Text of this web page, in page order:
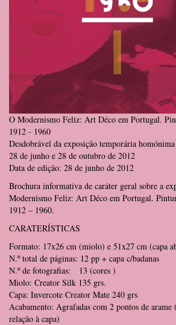
O Modernismo Feliz: Art Déco em Portugal.
1912 - 1960
Desdobrável da exposição temporária
28 de junho e 28 de outubro de 2012
Data de edição: 28 de junho de 2012
Brochura informativa de caráter geral sobre a
Modernismo Feliz: Art Déco em Portugal.
1912 – 1960.
CARATERÍSTICAS
Formato: 17x26 cm (miolo) e 51x27 cm (capa
N.º total de páginas: 12 pp + capa c/badanas
N.º de fotografias: 13 (cores )
Miolo: Creator Silk 135 grs.
Capa: Invercote Creator Mate 240 grs
Acabamento: Agrafadas com 2 pontos de
relação à capa)